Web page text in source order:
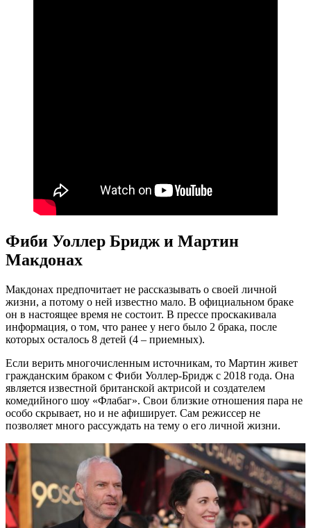
Фиби Уоллер Бридж и Мартин
Макдонах
Макдонах предпочитает не рассказывать о своей личной
жизни, а потому о ней известно мало. В официальном браке
он в настоящее время не состоит. В прессе проскакивала
информация, о том, что ранее у него было 2 брака, после
которых осталось 8 детей (4 – приемных).
Если верить многочисленным источникам, то Мартин живет
гражданским браком с Фиби Уоллер-Бридж с 2018 года. Она
является известной британской актрисой и создателем
комедийного шоу «Флабаг». Свои близкие отношения пара не
особо скрывает, но и не афиширует. Сам режиссер не
позволяет много рассуждать на тему о его личной жизни.